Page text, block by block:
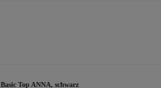
Basic Top ANNA, schwarz